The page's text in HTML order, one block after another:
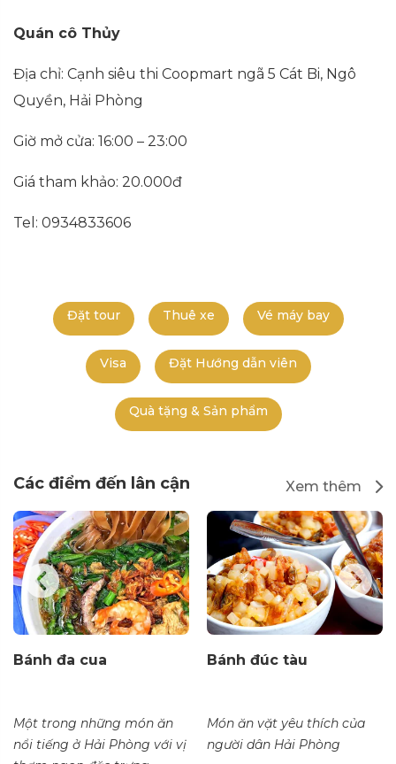
Quán cô Thủy
Địa chỉ: Cạnh siêu thi Coopmart ngã 5 Cát Bi, Ngô
Quyền, Hải Phòng
Giờ mở cửa: 16:00 – 23:00
Giá tham khảo: 20.000đ
Tel: 0934833606
Đặt tour Thuê xe Vé máy bay
Visa Đặt Hướng dẫn viên
Quà tặng & Sản phẩm
Các điểm đến lân cận Xem thêm
Bánh đa cua
Một trong những món ăn
nổi tiếng ở Hải Phòng với vị
Bánh đúc tàu
Món ăn vặt yêu thích của
người dân Hải Phòng